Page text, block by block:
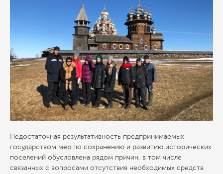
Недостаточная результативность предпринимаемых
государством мер по сохранению и развитию исторических
поселений обусловлена рядом причин, в том числе
связанных с вопросами отсутствия необходимых средств